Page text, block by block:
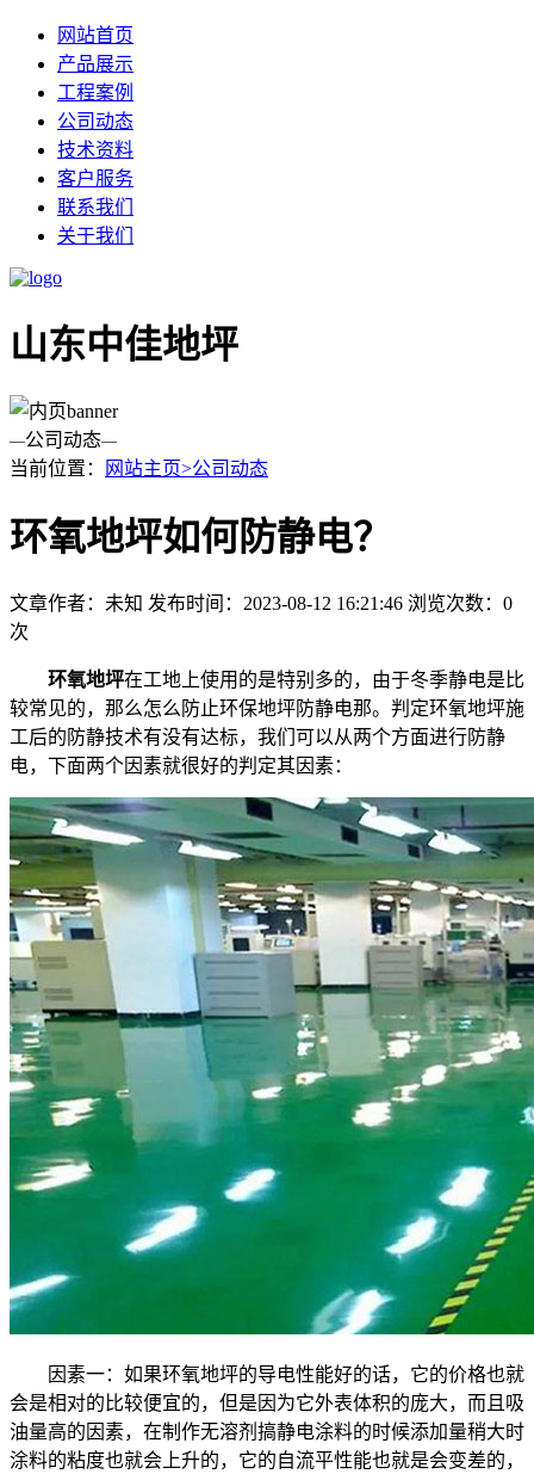
网站首页
产品展示
工程案例
公司动态
技术资料
客户服务
联系我们
关于我们
山东中佳地坪
—公司动态—
当前位置： 网站主页>公司动态
环氧地坪如何防静电？
文章作者：未知 发布时间：2023-08-12 16:21:46 浏览次数： 0
次
环氧地坪在工地上使用的是特别多的，由于冬季静电是比
较常见的，那么怎么防止环保地坪防静电那。判定环氧地坪施
工后的防静技术有没有达标，我们可以从两个方面进行防静
电，下面两个因素就很好的判定其因素：
因素一：如果环氧地坪的导电性能好的话，它的价格也就
会是相对的比较便宜的，但是因为它外表体积的庞大，而且吸
油量高的因素，在制作无溶剂搞静电涂料的时候添加量稍大时
涂料的粘度也就会上升的，它的自流平性能也就是会变差的，